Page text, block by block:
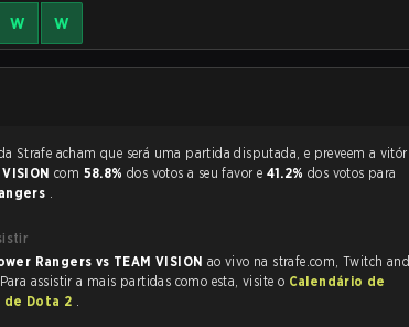
W W
disputada, e preveem a vitória
com 58.8% dos votos a seu favor e 41.2% dos votos para
.
Rangers vs TEAM VISION ao vivo na strafe.com, Twitch and
assistir a mais partidas como esta, visite o Calendário de
Dota 2 .